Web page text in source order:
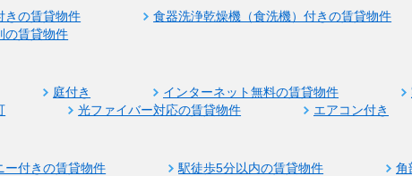
きの賃貸物件 食器洗浄乾燥機（食洗機）付きの賃貸物件
の賃貸物件
庭付き インターネット無料の賃貸物件
光ファイバー対応の賃貸物件 エアコン付き
ー付きの賃貸物件 駅徒歩5分以内の賃貸物件
角